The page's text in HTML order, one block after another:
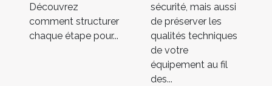
Découvrez
comment structurer
chaque étape pour...
sécurité, mais aussi
de préserver les
qualités techniques
de votre
équipement au fil
des...